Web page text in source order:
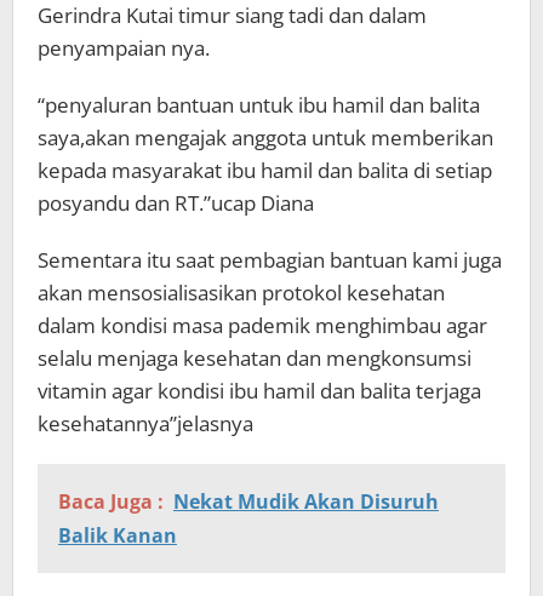
Gerindra Kutai timur siang tadi dan dalam
penyampaian nya.
“penyaluran bantuan untuk ibu hamil dan balita
saya,akan mengajak anggota untuk memberikan
kepada masyarakat ibu hamil dan balita di setiap
posyandu dan RT.”ucap Diana
Sementara itu saat pembagian bantuan kami juga
akan mensosialisasikan protokol kesehatan
dalam kondisi masa pademik menghimbau agar
selalu menjaga kesehatan dan mengkonsumsi
vitamin agar kondisi ibu hamil dan balita terjaga
kesehatannya”jelasnya
Baca Juga : Nekat Mudik Akan Disuruh
Balik Kanan